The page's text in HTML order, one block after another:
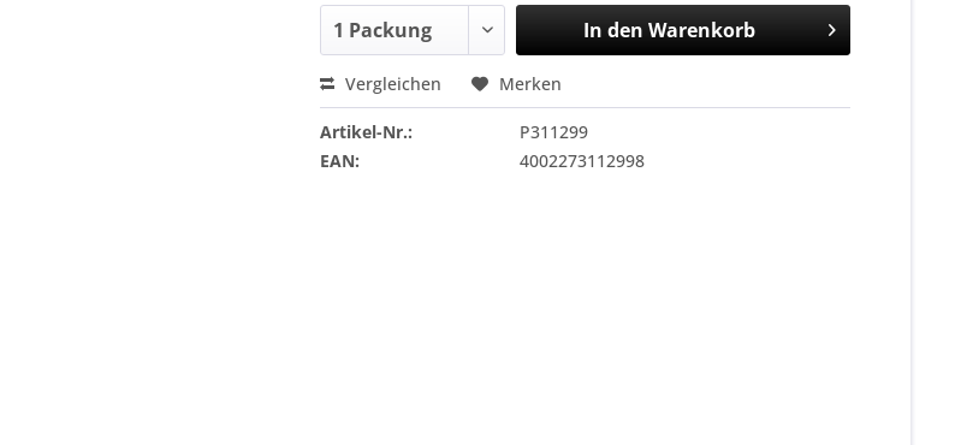
In den Warenkorb
Vergleichen Merken
Artikel-Nr.:
P311299
EAN:
4002273112998